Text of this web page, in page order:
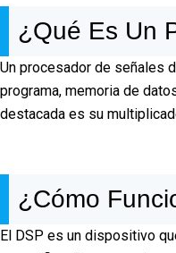
¿Qué Es Un
Un procesador de señales
programa, memoria de
destacada es su
¿Cómo
El DSP es un dispositivo